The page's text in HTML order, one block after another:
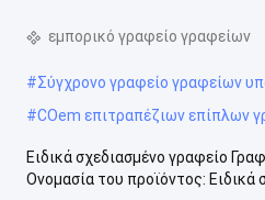
εμπορικό γραφείο γραφείων
#Σύγχρονο γραφείο γραφείων
#COem επιτραπέζιων επίπλων
Ειδικά σχεδιασμένο γραφείο
Ονομασία του προϊόντος: Ειδικά